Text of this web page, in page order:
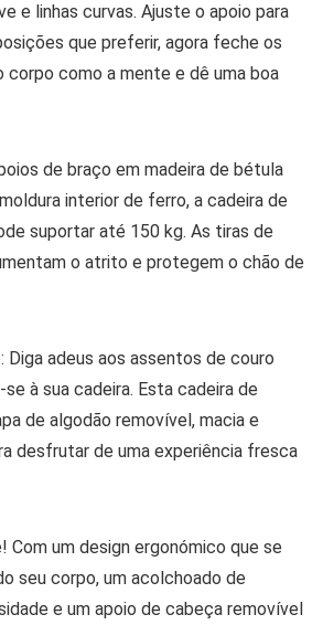
e linhas curvas. Ajuste o apoio para
que preferir, agora feche os
corpo como a mente e dê uma boa
de braço em madeira de bétula
interior de ferro, a cadeira de
suportar até 150 kg. As tiras de
o atrito e protegem o chão de
Diga adeus aos assentos de couro
à sua cadeira. Esta cadeira de
de algodão removível, macia e
desfrutar de uma experiência fresca
Com um design ergonómico que se
seu corpo, um acolchoado de
e um apoio de cabeça removível